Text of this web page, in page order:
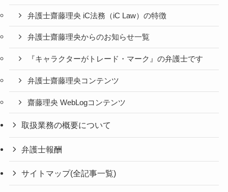
弁護士齋藤理央 iC法務（iC Law）の特徴
弁護士齋藤理央からのお知らせ一覧
『キャラクターがトレード・マーク』の弁護士です
弁護士齋藤理央コンテンツ
齋藤理央 WebLogコンテンツ
取扱業務の概要について
弁護士報酬
サイトマップ(全記事一覧)